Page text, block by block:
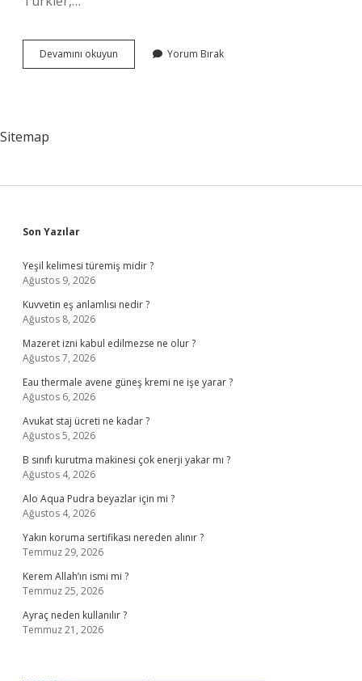
Devamını okuyun
Kürtleri
Yorum Bırak
Sitemap
Sidebar
Son Yazılar
Yeşil kelimesi türemiş midir ?
Ağustos 9, 2026
Kuvvetin eş anlamlısı nedir ?
Ağustos 8, 2026
Mazeret izni kabul edilmezse ne olur ?
Ağustos 7, 2026
Eau thermale avene güneş kremi ne işe yarar ?
Ağustos 6, 2026
Avukat staj ücreti ne kadar ?
Ağustos 5, 2026
B sınıfı kurutma makinesi çok enerji yakar mı ?
Ağustos 4, 2026
Alo Aqua Pudra beyazlar için mi ?
Ağustos 4, 2026
Yakın koruma sertifikası nereden alınır ?
Temmuz 29, 2026
Kerem Allah’ın ismi mi ?
Temmuz 25, 2026
Ayraç neden kullanılır ?
Temmuz 21, 2026